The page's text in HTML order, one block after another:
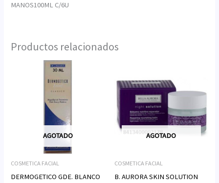
MANOS100ML C/6U
Productos relacionados
AGOTADO
COSMETICA FACIAL
DERMOGETICO GDE. BLANCO
AGOTADO
COSMETICA FACIAL
B. AURORA SKIN SOLUTION